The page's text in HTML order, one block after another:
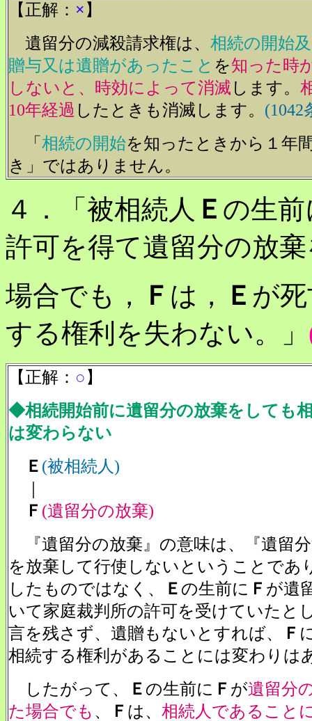
【正解： × 】
遺留分の減殺請求権は、 相続の開始
贈与又は遺贈があったこと を知った時
しないと、時効によって消滅 します。
10年経過 したときも消滅します。 (1042
「 相続の開始を知ったときから１年
き」ではありません。
４．「被相続人 Ｅ の生
許可を得て遺留分の放
場合でも，
Ｆ は， Ｅ が
する権利を失わない。」
【正解： ○ 】
◆相続開始前に遺留分の放棄をしても
は変わらない
Ｅ (被相続人)
Ｆ (遺留分の放棄)
『遺留分の放棄』の意味は、『遺留
を放棄して行使しないということであ
したものではなく、
Ｅ の生前に Ｆ が遺
いて家庭裁判所の許可を受けていたと
言を残さず、遺贈もないとすれば、
Ｆ
相続する権利があることには変わりは
したがって、
Ｅ の生前に Ｆ が遺留分
た場合でも 、 Ｆ は、 相続人であること